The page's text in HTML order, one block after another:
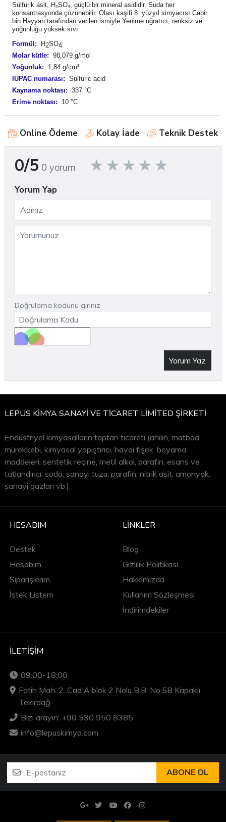
Sülfürik asit, H₂SO₄, güçlü bir mineral asididir. Suda her
konsantrasyonda çözünebilir. Olası kaşifi 8. yüzyıl simyacısı Cabir
bin Hayyan tarafından verilen ismiyle Yenime uğratıcı, renksiz ve
yoğunluğu yüksek sıvı
Formül: H2SO4
Molar kütle: 98,079 g/mol
Yoğunluk:
1,84 g/cm³
IUPAC numarası: Sulfuric acid
Kaynama noktası: 337 °C
Erime noktası: 10 °C
Online Ödeme Kolay İade Teknik Destek
0/5 0 yorum
Yorum Yap
Doğrulama kodunu giriniz
Yorum Yaz
LEPUS KİMYA SANAYİ VE TİCARET LİMİTED ŞİRKETİ
Endüstriyel kimyasalların toptan ticareti (anilin, matbaa
mürekkebi, kimyasal yapıştırıcı, havai fişek, boyama
maddeleri, sentetik reçine, metil alkol, parafin, esans ve
tatlandırıcı, soda, sanayi tuzu, parafin, nitrik asit, amonyak,
sanayi gazları vb.)
HESABIM
Destek
Hesabım
Siparişlerim
İstek Listem
LINKLER
Blog
Gizlilik Politikası
Hakkımızda
Kullanım Sözleşmesi
İndirimdekiler
İLETIŞIM
09:00-18:00
Fatih Mah. 2. Cad A blok 2 Nolu B.B. No:5B Kapaklı
Tekirdağ
Bizi arayın: +90 530 950 8385
info@lepuskimya.com
ABONE OL